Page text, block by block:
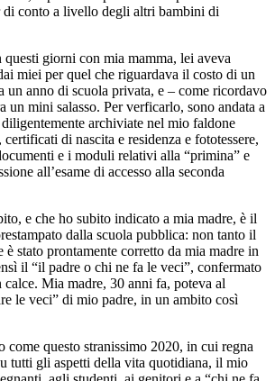
di conto a livello degli altri bambini di
giorni con mia mamma, lei aveva
miei per quel che riguardava il costo di un
un anno di scuola privata, e – come ricordavo
un mini salasso. Per verficarlo, sono andata a
archiviate nel mio faldone
di nascita e residenza e fototessere,
e i moduli relativi alla “primina” e
all’esame di accesso alla seconda
e che ho subito indicato a mia madre, è il
dalla scuola pubblica: non tanto il
stato prontamente corretto da mia madre in
il “il padre o chi ne fa le veci”, confermato
calce. Mia madre, 30 anni fa, poteva al
le veci” di mio padre, in un ambito così
come questo stranissimo 2020, in cui regna
tutti gli aspetti della vita quotidiana, il mio